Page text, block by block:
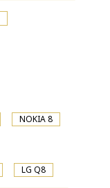
NOKIA 8
LG Q8